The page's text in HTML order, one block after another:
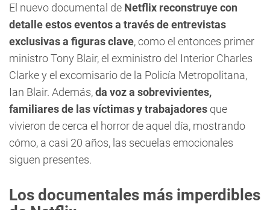
El nuevo documental de Netflix reconstruye con
detalle estos eventos a través de entrevistas
exclusivas a figuras clave, como el entonces primer
ministro Tony Blair, el exministro del Interior Charles
Clarke y el excomisario de la Policía Metropolitana,
Ian Blair. Además,da voz a sobrevivientes,
familiares de las víctimas y trabajadores que
vivieron de cerca el horror de aquel día, mostrando
cómo, a casi 20 años, las secuelas emocionales
siguen presentes.
Los documentales más imperdibles